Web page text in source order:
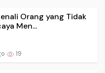
Orang yang Tidak
Men...
19